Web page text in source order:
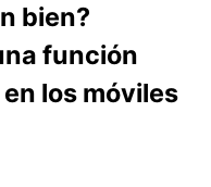
bien?
función
los móviles